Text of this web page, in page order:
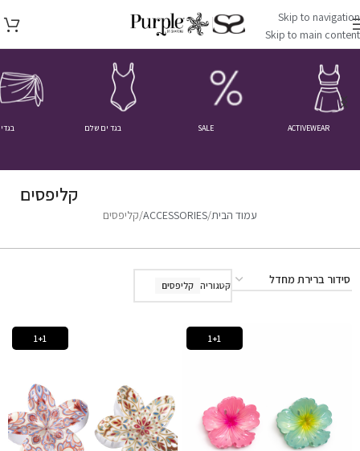
Skip to navigation
Skip to main content
ACTIVEWEAR
SALE בגד ים שלם
קליפסים
עמוד הבית ACCESSORIES קליפסים
קטגוריה קליפסים
1+1
1+1